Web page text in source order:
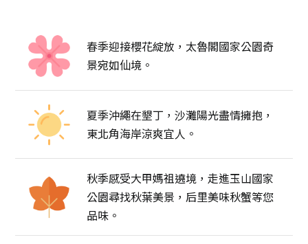
訂房服務
行程規劃
春季迎接櫻花綻放，太魯閣國家公園奇
景宛如仙境。
夏季沖繩在墾丁，沙灘陽光盡情擁抱，
東北角海岸涼爽宜人。
秋季感受大甲媽祖遶境，走進玉山國家
公園尋找秋葉美景，后里美味秋蟹等您
品味。